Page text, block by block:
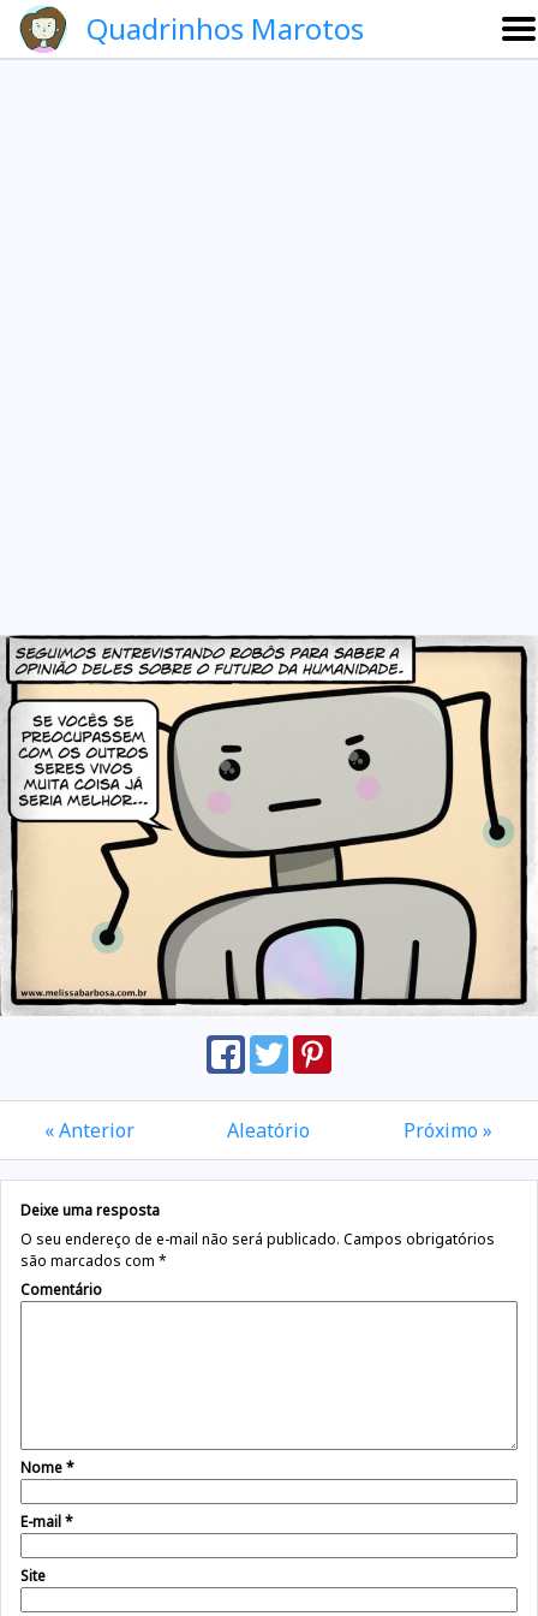
Quadrinhos Marotos
« Anterior Aleatório Próximo »
Deixe uma resposta
O seu endereço de e-mail não será publicado. Campos obrigatórios
são marcados com *
Comentário
Nome*
E-mail*
Site